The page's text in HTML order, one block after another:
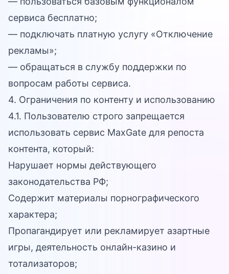
сервиса бесплатно;
— подключать платную услугу «Отключение
рекламы»;
— обращаться в службу поддержки по
вопросам работы сервиса.
4. Ограничения по контенту и использованию
4.1. Пользователю строго запрещается
использовать сервис MaxGate для репоста
контента, который:
Нарушает нормы действующего
законодательства РФ;
Содержит материалы порнографического
характера;
Пропагандирует или рекламирует азартные
игры, деятельность онлайн-казино и
тотализаторов;